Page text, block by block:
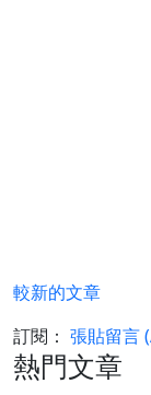
較新的文章
訂閱： 張貼留言
熱門文章